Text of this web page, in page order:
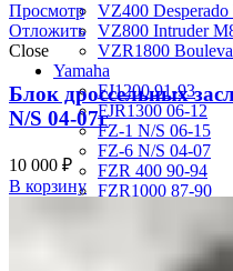
VZ400
VZ800 Intruder
VZR1800
Yamaha
FJ1200 91-93
FJR1300 06-12
FZ-1 N/S 06-15
FZ-6 N/S 04-07
FZR 400 90-94
FZR1000 87-90
FZS1000 Fazer
Просмотр
Отложить
Close
Блок дроссельных
N/S 04-07г
10 000 ₽
В корзину